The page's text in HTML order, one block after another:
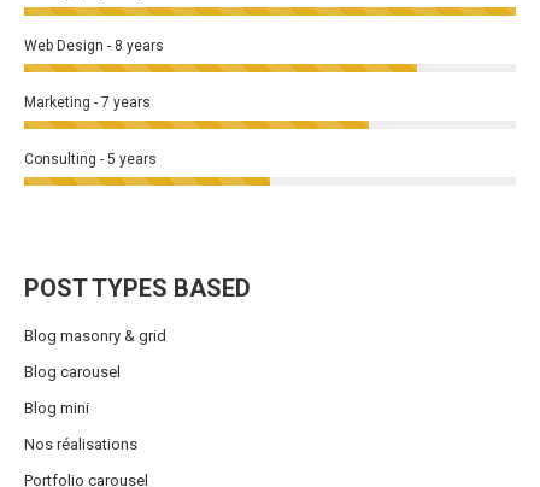
Web Design - 8 years
Marketing - 7 years
Consulting - 5 years
POST TYPES BASED
Blog masonry & grid
Blog carousel
Blog mini
Nos réalisations
Portfolio carousel